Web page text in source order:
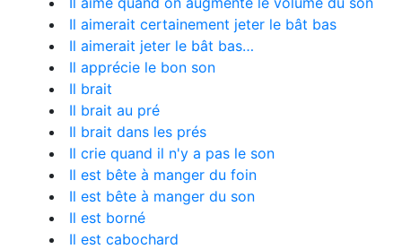
Il aimerait certainement jeter le bât bas
Il aimerait jeter le bât bas…
Il apprécie le bon son
Il brait
Il brait au pré
Il brait dans les prés
Il crie quand il n'y a pas le son
Il est bête à manger du foin
Il est bête à manger du son
Il est borné
Il est cabochard